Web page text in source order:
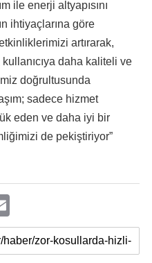
ile enerji altyapısını
ihtiyaçlarına göre
artırarak,
daha kaliteli ve
doğrultusunda
sadece hizmet
eden ve daha iyi bir
de pekiştiriyor”
m
ail